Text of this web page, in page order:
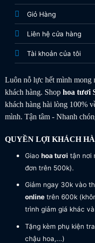
Giỏ Hàng
Liên hệ cửa hàng
Tài khoản của tôi
Luôn nỗ lực hết mình mong
khách hàng. Shop hoa tươi
khách hàng hài lòng 100%
mình. Tận tâm - Nhanh
QUYỀN LỢI KHÁCH
Giao hoa tươi tận nơi
đơn trên 500k).
Giảm ngay 30k vào
onlinetrên 600k
trình giảm giá khác
Tặng kèm phụ kiện
chậu hoa,...)